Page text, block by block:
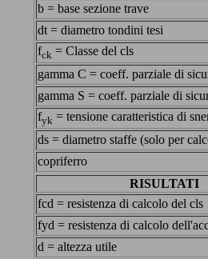
b = base sezione trave
dt = diametro tondini tesi
fck = Classe del cls
gamma C = coeff. parziale di
gamma S = coeff. parziale di
fyk = tensione caratteristica di
ds = diametro staffe (solo per
copriferro
RISULTATI
fcd = resistenza di calcolo del cls
fyd = resistenza di calcolo
d = altezza utile